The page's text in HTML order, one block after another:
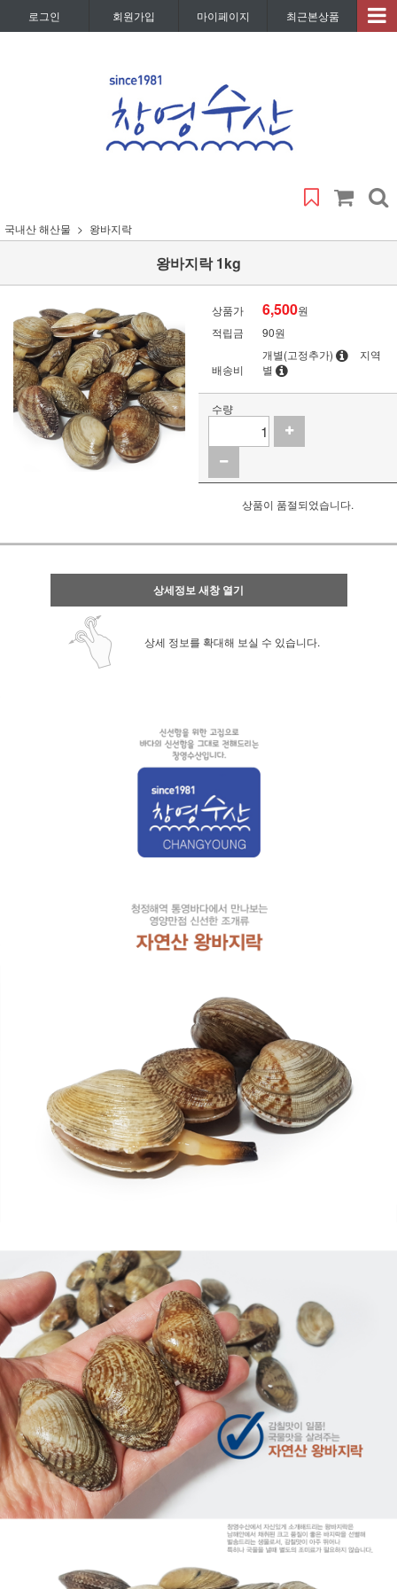
로그인 회원가입 마이페이지 최근본상품
국내산 해산물 왕바지락
왕바지락 1kg
상품가 6,500원
적립금
90원
배송비
개별(고정추가)
지역
별
수량
상품이 품절되었습니다.
상세정보 새창 열기
상세 정보를 확대해 보실 수 있습니다.